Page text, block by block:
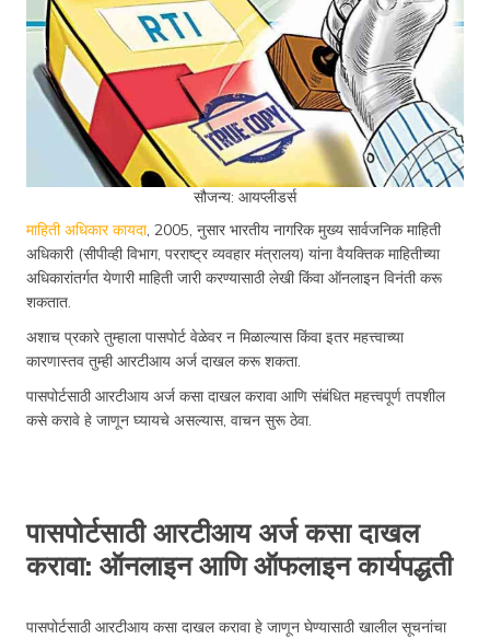
सौजन्य: आयप्लीडर्स
माहिती अधिकार कायदा, 2005, नुसार भारतीय नागरिक मुख्य सार्वजनिक माहिती
अधिकारी (सीपीव्ही विभाग, परराष्ट्र व्यवहार मंत्रालय) यांना वैयक्तिक माहितीच्या
अधिकारांतर्गत येणारी माहिती जारी करण्यासाठी लेखी किंवा ऑनलाइन विनंती करू
शकतात.
अशाच प्रकारे तुम्हाला पासपोर्ट वेळेवर न मिळाल्यास किंवा इतर महत्त्वाच्या
कारणास्तव तुम्ही आरटीआय अर्ज दाखल करू शकता.
पासपोर्टसाठी आरटीआय अर्ज कसा दाखल करावा आणि संबंधित महत्त्वपूर्ण तपशील
कसे करावे हे जाणून घ्यायचे असल्यास, वाचन सुरू ठेवा.
पासपोर्टसाठी आरटीआय अर्ज कसा दाखल
करावा: ऑनलाइन आणि ऑफलाइन कार्यपद्धती
पासपोर्टसाठी आरटीआय कसा दाखल करावा हे जाणून घेण्यासाठी खालील सूचनांचा